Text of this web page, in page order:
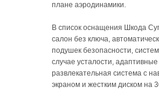
плане аэродинамики.
В список оснащения Шкода
салон без ключа,
подушек безопасности,
случае усталости,
развлекательная система с
экраном и жестким диском на